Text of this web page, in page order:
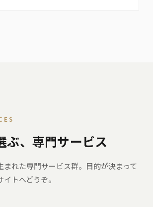
ぶ、専門サービス
まれた専門サービス群。目的が決まって
トへどうぞ。